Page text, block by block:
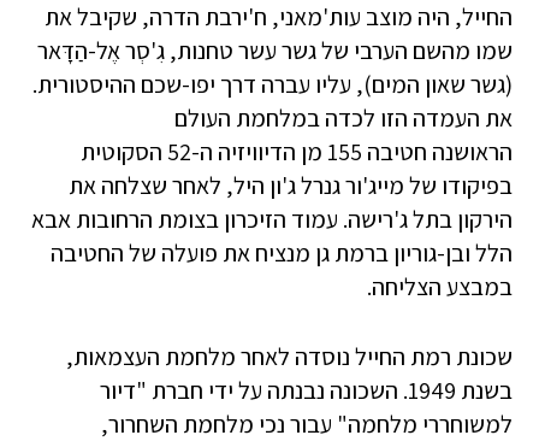
החייל, היה מוצב עות'מאני, ח'ירבת הדרה, שקיבל את
שמו מהשם הערבי של גשר עשר טחנות, גִ'סְר אֶל-הַדָּאר
(גשר שאון המים), עליו עברה דרך יפו-שכם ההיסטורית.
את העמדה הזו לכדה במלחמת העולם
הראושנה חטיבה 155 מן הדיוויזיה ה-52 הסקוטית
בפיקודו של מייג'ור גנרל ג'ון היל, לאחר שצלחה את
הירקון בתל ג'רישה. עמוד הזיכרון בצומת הרחובות אבא
הלל ובן-גוריון ברמת גן מנציח את פועלה של החטיבה
במבצע הצליחה.
שכונת רמת החייל נוסדה לאחר מלחמת העצמאות,
בשנת 1949. השכונה נבנתה על ידי חברת "דיור
למשוחררי מלחמה" עבור נכי מלחמת השחרור,